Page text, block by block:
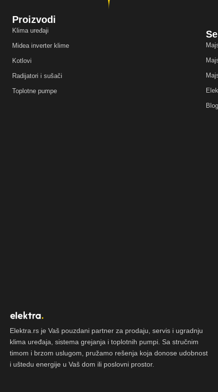
Proizvodi
Klima uređaji
Midea inverter klime
Kotlovi
Radijatori i sušači
Toplotne pumpe
Blog
Elektra.rs je Vaš pouzdani partner za prodaju, servis i ugradnju
klima uređaja, sistema grejanja i toplotnih pumpi. Sa stručnim
timom i brzom uslugom, pružamo rešenja koja donose udobnost
i uštedu energije u Vaš dom ili poslovni prostor.